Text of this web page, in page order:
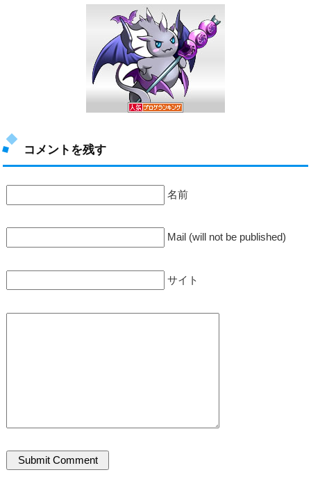
コメントを残す
名前
Mail (will not be published)
サイト